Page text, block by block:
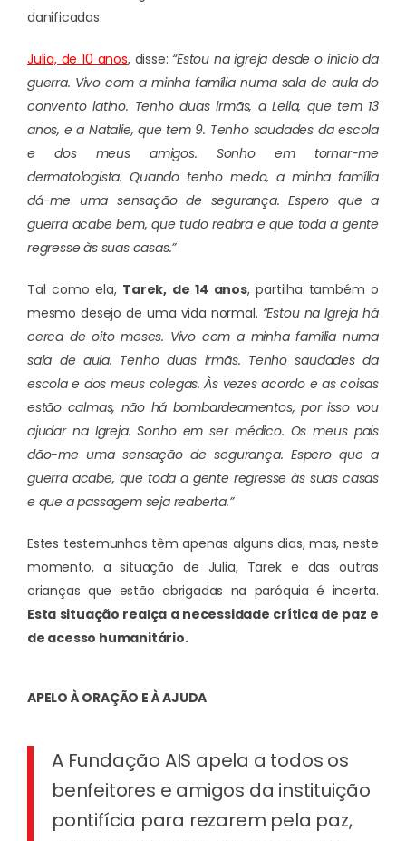
danificadas.
Julia, de 10 anos, disse: “Estou na igreja desde o início da
guerra. Vivo com a minha família numa sala de aula do
convento latino. Tenho duas irmãs, a Leila, que tem 13
anos, e a Natalie, que tem 9. Tenho saudades da escola
e dos meus amigos. Sonho em tornar-me
dermatologista. Quando tenho medo, a minha família
dá-me uma sensação de segurança. Espero que a
guerra acabe bem, que tudo reabra e que toda a gente
regresse às suas casas.”
Tal como ela, Tarek, de 14 anos, partilha também o
mesmo desejo de uma vida normal. “Estou na Igreja há
cerca de oito meses. Vivo com a minha família numa
sala de aula. Tenho duas irmãs. Tenho saudades da
escola e dos meus colegas. Às vezes acordo e as coisas
estão calmas, não há bombardeamentos, por isso vou
ajudar na Igreja. Sonho em ser médico. Os meus pais
dão-me uma sensação de segurança. Espero que a
guerra acabe, que toda a gente regresse às suas casas
e que a passagem seja reaberta.”
Estes testemunhos têm apenas alguns dias, mas, neste
momento, a situação de Julia, Tarek e das outras
crianças que estão abrigadas na paróquia é incerta.
Esta situação realça a necessidade crítica de paz e
de acesso humanitário.
APELO À ORAÇÃO E À AJUDA
A Fundação AIS apela a todos os
benfeitores e amigos da instituição
pontifícia para rezarem pela paz,